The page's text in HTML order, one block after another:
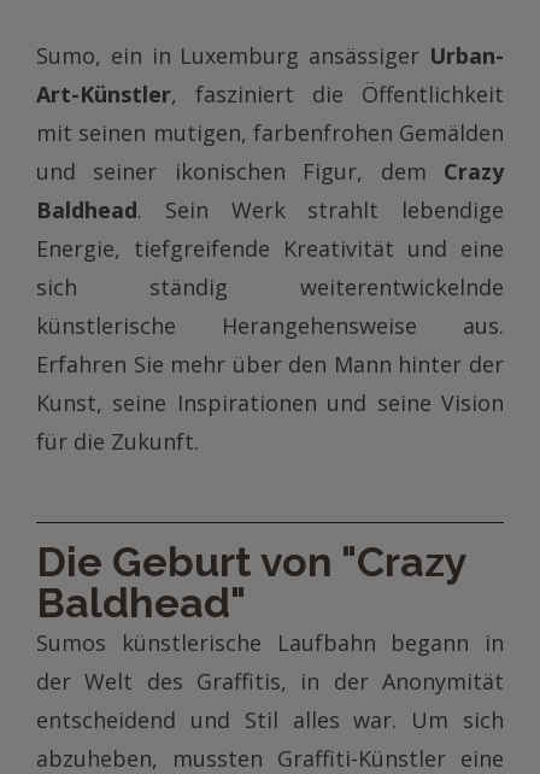
Sumo, ein in Luxemburg ansässiger Urban-
Art-Künstler, fasziniert die Öffentlichkeit
mit seinen mutigen, farbenfrohen Gemälden
und seiner ikonischen Figur, dem Crazy
Baldhead. Sein Werk strahlt lebendige
Energie, tiefgreifende Kreativität und eine
sich ständig weiterentwickelnde
künstlerische Herangehensweise aus.
Erfahren Sie mehr über den Mann hinter der
Kunst, seine Inspirationen und seine Vision
für die Zukunft.
Die Geburt von "Crazy
Baldhead"
Sumos künstlerische Laufbahn begann in
der Welt des Graffitis, in der Anonymität
entscheidend und Stil alles war. Um sich
abzuheben, mussten Graffiti-Künstler eine